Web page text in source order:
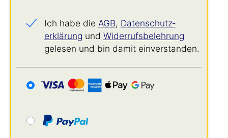
Ich habe die AGB, Datenschutz­
erklärung und Widerrufs­belehrung
gelesen und bin damit einverstanden.